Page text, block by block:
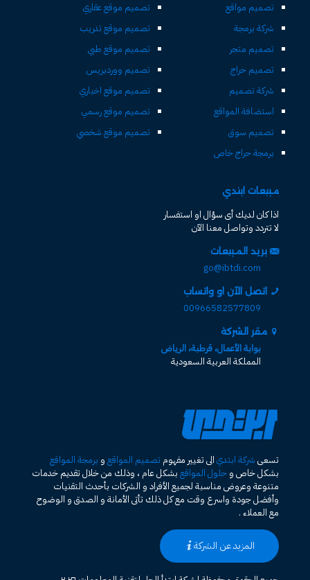
تصميم مواقع
شركة برمجة
تصميم متجر
تصميم حراج
شركة تصميم
استضافة المواقع
تصميم سوق
برمجة حراج خاص
تصميم موقع عقاري
تصميم موقع تدريب
تصميم موقع طبي
تصميم ووردبريس
تصميم موقع اخباري
تصميم موقع رسمي
تصميم موقع شخصي
مبيعات ابتدي
اذا كان لديك أى سؤال او استفسار
لا تتردد وتواصل معنا الآن
بريد المبيعات
go@ibtdi.com
اتصل الآن او واتساب
00966582577809
مقر الشركة
بوابة الأعمال، قرطبة، الرياض
المملكة العربية السعودية
تسعى شركة ابتدي الى تغيير مفهوم تصميم المواقع و برمجة المواقع
بشكل خاص و حلول المواقع بشكل عام ، وذلك من خلال تقديم خدمات
متنوعة وعروض مناسبة لجميع الأفراد و الشركات بأحدث التقنيات
وأفضل جودة واسرع وقت مع كل ذلك تأتى الأمانة و الصدق و الوضوح
مع العملاء .
المزيد عن الشركة